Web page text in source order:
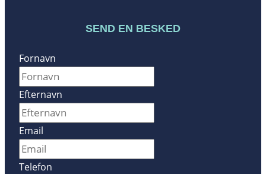
SEND EN BESKED
Fornavn
Efternavn
Email
Telefon